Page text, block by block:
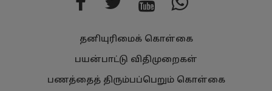
தனியுரிமைக் கொள்கை
பயன்பாட்டு விதிமுறைகள்
பணத்தைத் திரும்பப்பெறும் கொள்கை